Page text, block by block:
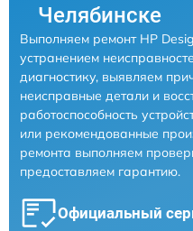
Челябинске
Выполняем ремонт HP
устранением
диагностику, выявляем
неисправные детали и
работоспособность
или рекомендованные
ремонта выполняем
предоставляем гарантию.
Официальный